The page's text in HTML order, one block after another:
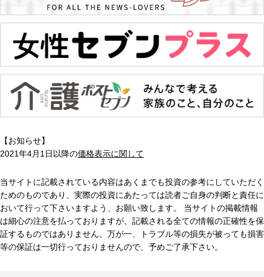
【お知らせ】
2021年4月1日以降の価格表示に関して
当サイトに記載されている内容はあくまでも投資の参考にしていただく
ためのものであり、実際の投資にあたっては読者ご自身の判断と責任に
おいて行って下さいますよう、お願い致します。 当サイトの掲載情報
は細心の注意を払っておりますが、記載される全ての情報の正確性を保
証するものではありません。万が一、トラブル等の損失が被っても損害
等の保証は一切行っておりませんので、予めご了承下さい。